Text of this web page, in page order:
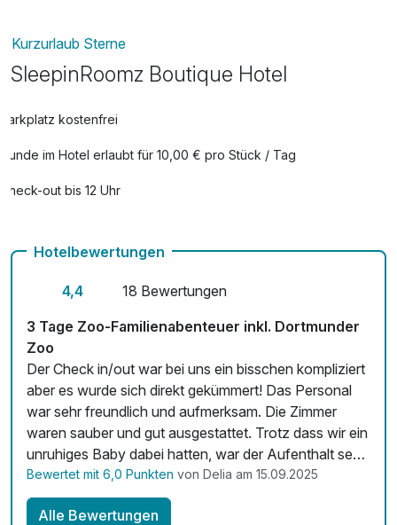
Stadtzentrum ist ein wichtiges Wahrzeichen Dortmunds.
Tieren beherbergt und sich gut für einen Familienausflug
7. Kreuzviertel: Ein charmantes Viertel mit vielen kleinen
erleben.
8. Fredenbaumpark: Ein weiterer schöner Park, der sich gut
auch einen kleinen See und Spielplätze.
9. Zeche Zollern: Ein beeindruckendes Industriedenkmal,
das die Geschichte des Bergbaus in der Region
dokumentiert. Die Architektur der ehemaligen Zeche ist
sehr sehenswert.
Dortmund hat also für jeden etwas zu bieten, egal ob du an
Kultur, Natur oder Sport interessiert bist!
Kurzurlaub Sterne
SleepinRoomz Boutique Hotel
Parkplatz kostenfrei
Hunde im Hotel erlaubt für 10,00 € pro Stück / Tag
Check-out bis 12 Uhr
Hotelbewertungen
4,4
18 Bewertungen
3 Tage Zoo-Familienabenteuer inkl. Dortmunder
Zoo
Der Check in/out war bei uns ein bisschen kompliziert
aber es wurde sich direkt gekümmert! Das Personal
war sehr freundlich und aufmerksam. Die Zimmer
waren sauber und gut ausgestattet. Trotz dass wir ein
unruhiges Baby dabei hatten, war der Aufenthalt sehr
schön, man hatte das Gefühl willkommen zu sein und
wir würden auf jeden Fall wiederkommen :-)
Bewertet mit 6,0 Punkten von Delia am 15.09.2025
Alle Bewertungen